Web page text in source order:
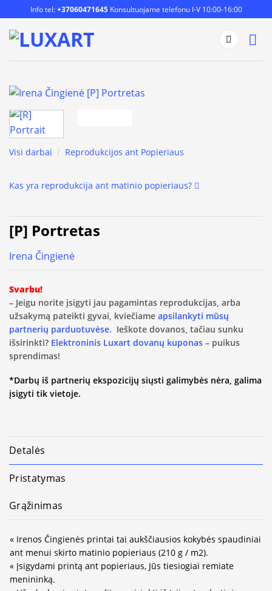
to
content
Info tel:+37060471645Konsultuojame telefonu I-V 10:00-16:00
Visi darbai / Reprodukcijos ant Popieriaus
Kas yra reprodukcija ant matinio popieriaus?
[P] Portretas
Irena Čingienė
Svarbu!
– Jeigu norite įsigyti jau pagamintas reprodukcijas, arba
užsakymą pateikti gyvai, kviečiame apsilankyti mūsų
partnerių parduotuvėse. Ieškote dovanos, tačiau sunku
išsirinkti? Elektroninis Luxart dovanų kuponas – puikus
sprendimas!
*Darbų iš partnerių ekspozicijų siųsti galimybės nėra, galima
įsigyti tik vietoje.
Detalės
Pristatymas
Grąžinimas
« Irenos Čingienės printai tai aukščiausios kokybės spaudiniai
ant menui skirto matinio popieriaus (210 g / m2).
« Įsigydami printą ant popieriaus, Jūs tiesiogiai remiate
menininką.